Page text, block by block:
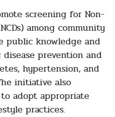
screening for Non-
among community
public knowledge and
prevention and
hypertension, and
initiative also
adopt appropriate
practices.